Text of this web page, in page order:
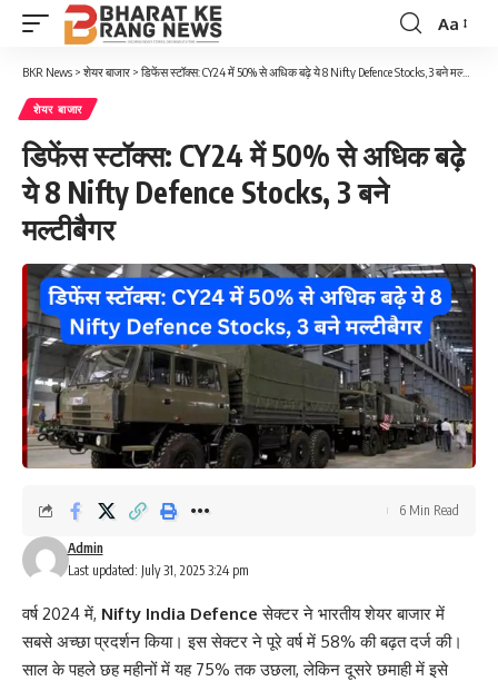
Font
Resizer
Aa
BKR News > शेयर बाजार > डिफेंस स्टॉक्स: CY24 में 50% से अधिक बढ़े ये 8 Nifty Defence Stocks, 3 बने मल्टीबैगर
शेयर बाजार
डिफेंस स्टॉक्स: CY24 में 50% से अधिक बढ़े
ये 8 Nifty Defence Stocks, 3 बने
मल्टीबैगर
Last updated: July 31, 2025 3:24 pm
Admin
6 Min Read
वर्ष 2024 में, Nifty India Defence सेक्टर ने भारतीय शेयर बाजार में
सबसे अच्छा प्रदर्शन किया। इस सेक्टर ने पूरे वर्ष में 58% की बढ़त दर्ज की।
साल के पहले छह महीनों में यह 75% तक उछला, लेकिन दूसरे छमाही में इसे